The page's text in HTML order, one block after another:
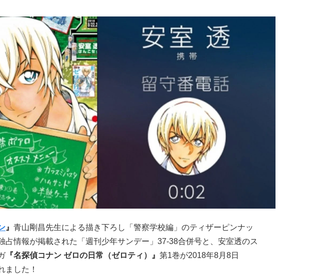
』 青山剛昌先生による描き下ろし「警察学校編」のティザーピンナッ
占情報が掲載された「週刊少年サンデー」37-38合併号と、安室透のス
『名探偵コナン ゼロの日常（ゼロティ）』 第1巻が2018年8月8日
ました！